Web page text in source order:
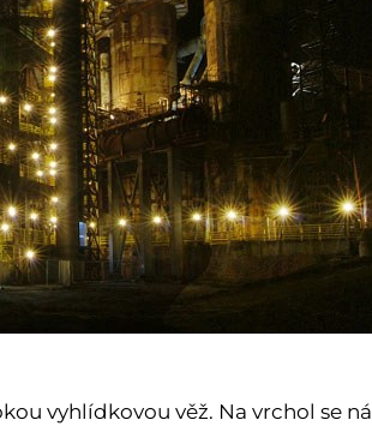
vyhlídkovou věž. Na vrchol se